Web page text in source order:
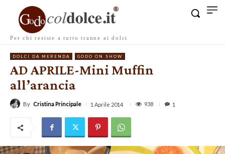
Per chi resiste a tutto tranne ai dolci
DOLCI DA MERENDA GODO ON SHOW
AD APRILE-Mini Muffin
all’arancia
By Cristina Principale 1 Aprile 2014 938 1